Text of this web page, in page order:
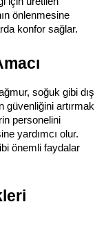
önlenmesine
konfor sağlar.
soğuk gibi dış
güvenliğini artırmak
personelini
yardımcı olur.
önemli faydalar